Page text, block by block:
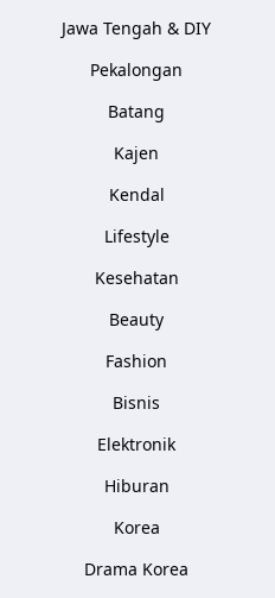
Jawa Tengah & DIY
Pekalongan
Batang
Kajen
Kendal
Lifestyle
Kesehatan
Beauty
Fashion
Bisnis
Elektronik
Hiburan
Korea
Drama Korea